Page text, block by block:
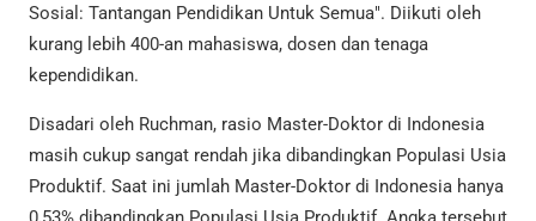
Sosial: Tantangan Pendidikan Untuk Semua". Diikuti oleh
kurang lebih 400-an mahasiswa, dosen dan tenaga
kependidikan.
Disadari oleh Ruchman, rasio Master-Doktor di Indonesia
masih cukup sangat rendah jika dibandingkan Populasi Usia
Produktif. Saat ini jumlah Master-Doktor di Indonesia hanya